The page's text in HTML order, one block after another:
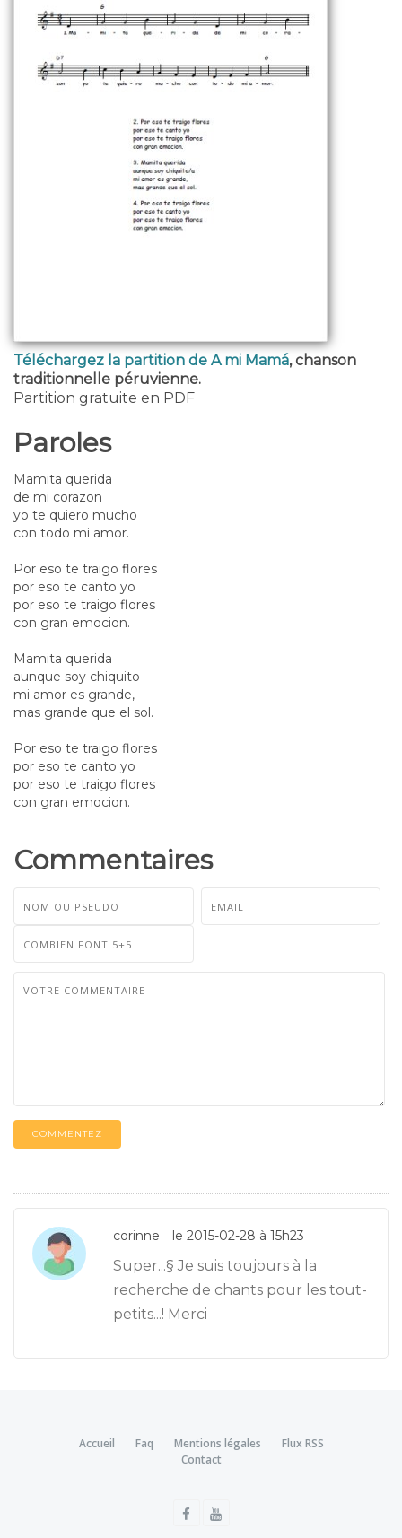
Téléchargez la partition de A mi Mamá, chanson
traditionnelle péruvienne.
Partition gratuite en PDF
Paroles
Mamita querida
de mi corazon
yo te quiero mucho
con todo mi amor.
Por eso te traigo flores
por eso te canto yo
por eso te traigo flores
con gran emocion.
Mamita querida
aunque soy chiquito
mi amor es grande,
mas grande que el sol.
Por eso te traigo flores
por eso te canto yo
por eso te traigo flores
con gran emocion.
Commentaires
COMMENTEZ
corinne le 2015-02-28 à 15h23
Super...§ Je suis toujours à la
recherche de chants pour les tout-
petits...! Merci
Accueil Faq Mentions légales
Flux RSS
Contact